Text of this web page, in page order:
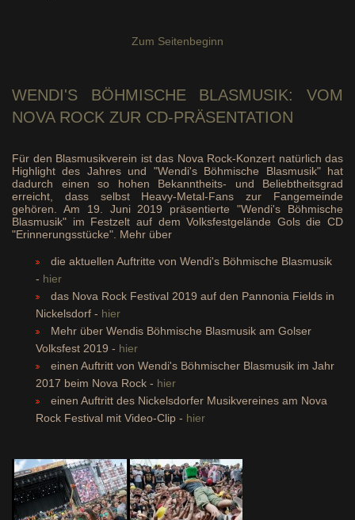
Zum Seitenbeginn
WENDI'S BÖHMISCHEBLASMUSIK: VOM
NOVA ROCK ZUR CD-PRÄSENTATION
Für den Blasmusikverein ist das Nova Rock-Konzert natürlich das
Highlight des Jahres und "Wendi's Böhmische Blasmusik" hat
dadurch einen so hohen Bekanntheits- und Beliebtheitsgrad
erreicht, dass selbst Heavy-Metal-Fans zur Fangemeinde
gehören. Am 19. Juni 2019 präsentierte "Wendi's Böhmische
Blasmusik" im Festzelt auf dem Volksfestgelände Gols die CD
"Erinnerungsstücke". Mehr über
die aktuellen Auftritte von Wendi's Böhmische Blasmusik
- hier
das Nova Rock Festival 2019 auf den Pannonia Fields in
Nickelsdorf - hier
Mehr über Wendis Böhmische Blasmusik am Golser
Volksfest 2019 - hier
einen Auftritt von Wendi's Böhmischer Blasmusik im Jahr
2017 beim Nova Rock - hier
einen Auftritt des Nickelsdorfer Musikvereines am Nova
Rock Festival mit Video-Clip - hier